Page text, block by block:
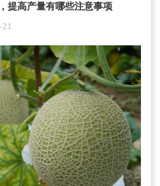
提高产量有哪些注意事项
21